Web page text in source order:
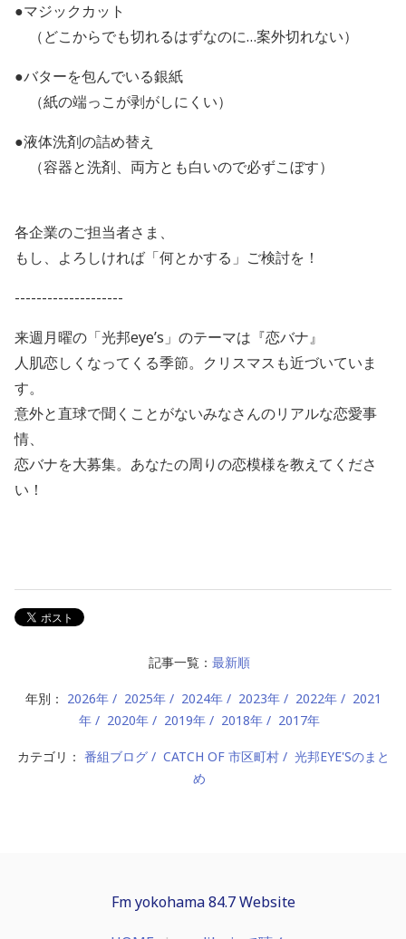
●マジックカット
（どこからでも切れるはずなのに…案外切れない）
●バターを包んでいる銀紙
（紙の端っこが剥がしにくい）
●液体洗剤の詰め替え
（容器と洗剤、両方とも白いので必ずこぼす）
各企業のご担当者さま、
もし、よろしければ「何とかする」ご検討を！
--------------------
来週月曜の「光邦eye’s」のテーマは『恋バナ』
人肌恋しくなってくる季節。クリスマスも近づいていま
す。
意外と直球で聞くことがないみなさんのリアルな恋愛事
情、
恋バナを大募集。あなたの周りの恋模様を教えてくださ
い！
記事一覧： 最新順
年別： 2026年 2025年 2024年 2023年 2022年
2021
年
2020年 2019年 2018年 2017年
カテゴリ： 番組ブログ CATCH OF 市区町村
光邦EYE'Sのまと
め
Fm yokohama 84.7 Website